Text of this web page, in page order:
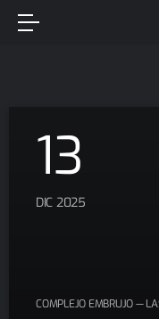
13
DIC 2025
COMPLEJO EMBRUJO —